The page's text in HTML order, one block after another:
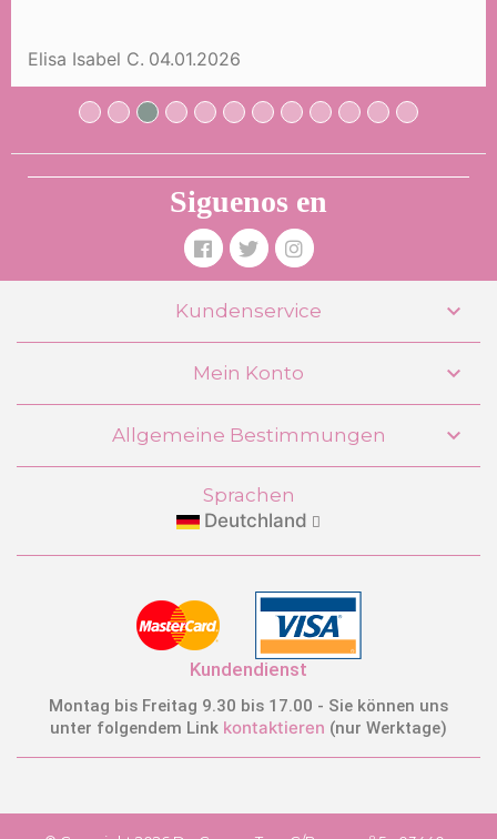
BENACHRICHTIGEN
Puppenwagen XL
KAUFEN
Puppenwagen Zwillingswagen
Elisa Isabel C. 04.01.2026
Siguenos en
Kundenservice 
Mein Konto 
Allgemeine Bestimmungen 
Sprachen
Deutchland
Kundendienst
Montag bis Freitag 9.30 bis 17.00 - Sie können uns
unter folgendem Link kontaktieren (nur Werktage)